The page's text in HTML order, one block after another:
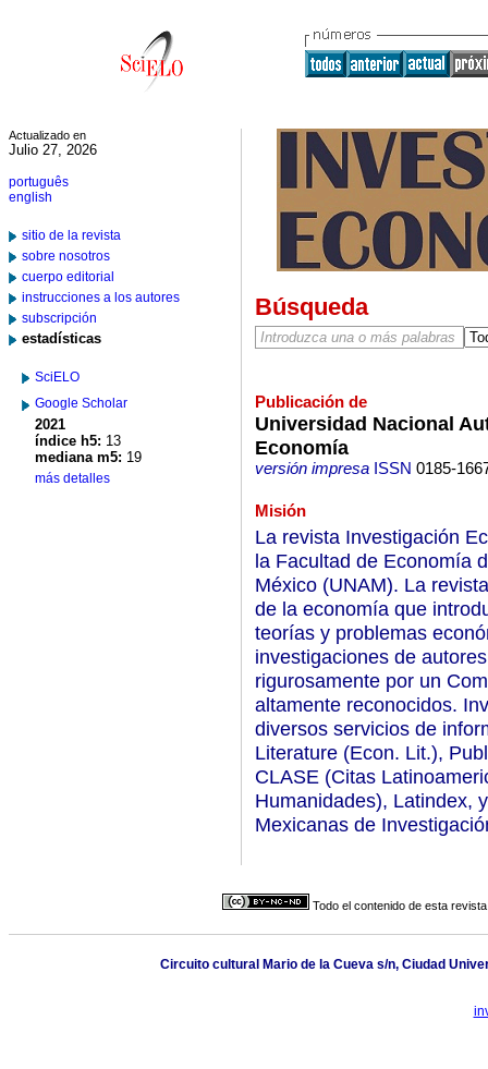
Actualizado en
Julio 27, 2026
português
english
sitio de la revista
sobre nosotros
cuerpo editorial
instrucciones a los autores
subscripción
estadísticas
SciELO
Google Scholar
2021
índice h5: 13
mediana m5: 19
más detalles
Búsqueda
Publicación de
Universidad Nacional
Economía
versión impresaISSN 0185-
Misión
La revista Investigación
la Facultad de Economía
México (UNAM). La
de la economía que
teorías y problemas
investigaciones de
rigurosamente por un
altamente reconocidos.
diversos servicios de
Literature (Econ. Lit.),
CLASE (Citas
Humanidades), Latindex,
Mexicanas de
Todo el contenido de esta
Circuito cultural Mario de la Cueva s/n, Ciudad